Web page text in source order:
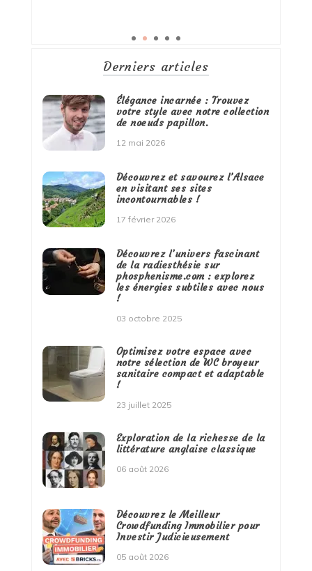
Derniers articles
Élégance incarnée : Trouvez
votre style avec notre collection
de noeuds papillon.
12 mai 2026
Découvrez et savourez l’Alsace
en visitant ses sites
incontournables !
17 février 2026
Découvrez l’univers fascinant
de la radiesthésie sur
phosphenisme.com : explorez
les énergies subtiles avec nous
!
03 octobre 2025
Optimisez votre espace avec
notre sélection de WC broyeur
sanitaire compact et adaptable
!
23 juillet 2025
Exploration de la richesse de la
littérature anglaise classique
06 août 2026
Découvrez le Meilleur
Crowdfunding Immobilier pour
Investir Judicieusement
05 août 2026